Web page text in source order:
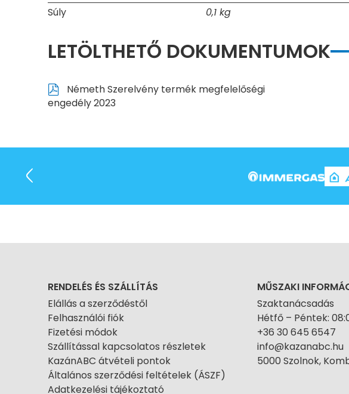
Súly
0,1 kg
LETÖLTHETŐ DOKUMENTUMOK
Németh Szerelvény termék megfelelőségi
engedély 2023
RENDELÉS ÉS SZÁLLÍTÁS
Elállás a szerződéstől
Felhasználói fiók
Fizetési módok
Szállítással kapcsolatos részletek
KazánABC átvételi pontok
Általános szerződési feltételek (ÁSZF)
Adatkezelési tájékoztató
MŰSZAKI
Szaktanácsadás
Hétfő – Péntek:
+36 30 645 6547
info@kazanabc.hu
5000 Szolnok,